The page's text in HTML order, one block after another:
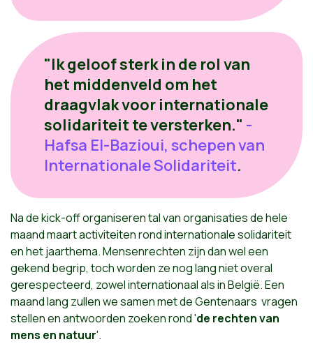
"Ik geloof sterk in de rol van
het middenveld om het
draagvlak voor internationale
solidariteit te versterken." -
Hafsa El-Bazioui, schepen van
Internationale Solidariteit.
Na de kick-off organiseren tal van organisaties de hele
maand maart activiteiten rond internationale solidariteit
en het jaarthema. Mensenrechten zijn dan wel een
gekend begrip, toch worden ze nog lang niet overal
gerespecteerd, zowel internationaal als in België. Een
maand lang zullen we samen met de Gentenaars vragen
stellen en antwoorden zoeken rond 'de rechten van
mens en natuur'.